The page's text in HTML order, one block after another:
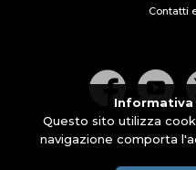
Contatti
powered
Informativa
Questo sito utilizza
navigazione comporta